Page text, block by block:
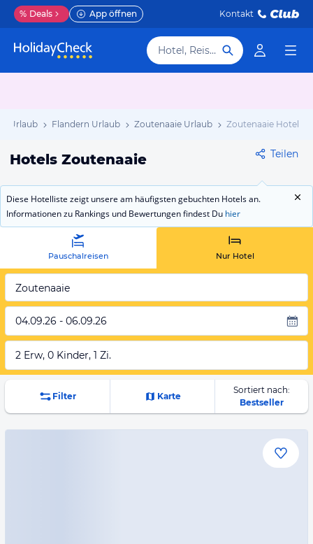
% Deals App öffnen Kontakt
Hotel, Reiseziel
Urlaub Flandern Urlaub Zoutenaaie Urlaub Zoutenaaie Hotels
Hotels Zoutenaaie Teilen
Diese Hotelliste zeigt unsere am häufigsten gebuchten Hotels an.
Informationen zu Rankings und Bewertungen findest Du hier
Pauschalreisen Nur Hotel
Zoutenaaie
04.09.26 - 06.09.26
2 Erw, 0 Kinder, 1 Zi.
Filter Karte
Sortiert nach:
Bestseller